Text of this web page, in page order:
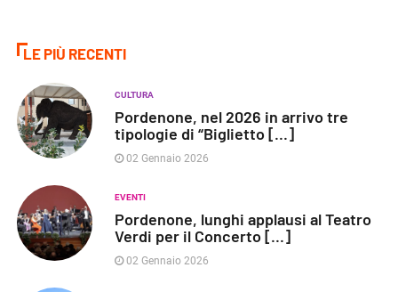
LE PIÙ RECENTI
CULTURA
Pordenone, nel 2026 in arrivo tre
tipologie di “Biglietto [...]
02 Gennaio 2026
EVENTI
Pordenone, lunghi applausi al Teatro
Verdi per il Concerto [...]
02 Gennaio 2026